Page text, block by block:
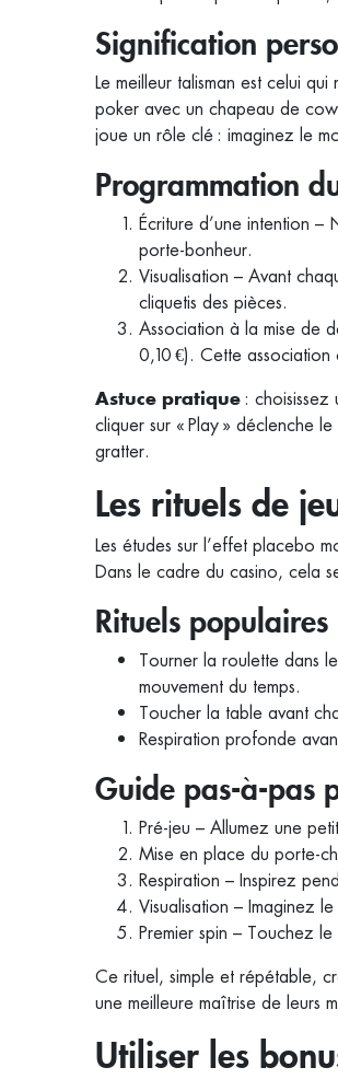
Signification
Le meilleur talisman est celui
poker avec un chapeau de
joue un rôle clé : imaginez le
Programmation
Écriture d’une intention –
porte‑bonheur.
Visualisation – Avant
cliquetis des pièces.
Association à la mise de
0,10 €). Cette
Astuce pratique:
cliquer sur « Play » déclenche
gratter.
Les rituels de
Les études sur l’effet placebo
Dans le cadre du casino, cela
Rituels populaires
Tourner la roulette dans
mouvement du temps.
Toucher la table avant
Respiration profonde
Guide
Pré‑jeu – Allumez une
Mise en place du
Respiration – Inspirez
Visualisation – Imaginez
Premier spin – Touchez
Ce rituel, simple et répétable,
une meilleure maîtrise de leurs
Utiliser les